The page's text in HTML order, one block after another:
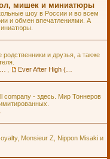
мишек и миниатюры
шоу в России и во всем
и обмен впечатлениями. А
и друзья, а также
company - здесь. Мир Тоннеров
Monsieur Z, Nippon Misaki и